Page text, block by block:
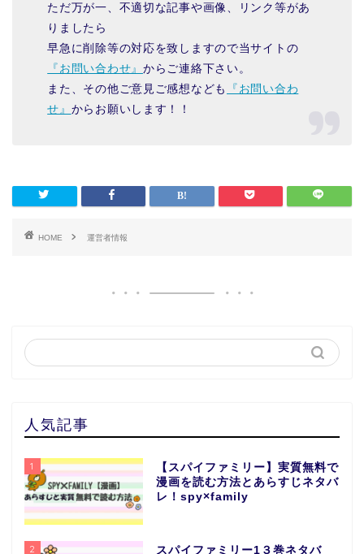
ただ万が一、不適切な記事や画像、リンク等があ
りましたら
早急に削除等の対応を致しますので当サイトの
『お問い合わせ』 からご連絡下さい。
また、その他ご意見ご感想なども
『お問い合わ
せ』 からお願いします！！
HOME 運営者情報
人気記事
1
【スパイファミリー】実質無料で
漫画を読む方法とあらすじネタバ
レ！spy×family
2 スパイファミリー1３巻ネタバ